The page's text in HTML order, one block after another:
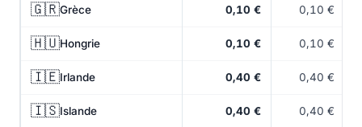
🇬🇷Grèce 0,10 € 0,10 €
🇭🇺Hongrie 0,10 € 0,10 €
🇮🇪Irlande 0,40 € 0,40 €
🇮🇸Islande 0,40 € 0,40 €